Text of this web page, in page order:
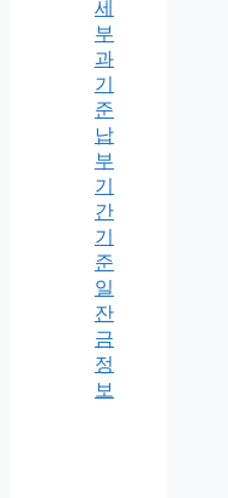
세
부
과
기
준
납
부
기
간
기
준
일
잔
금
정
보